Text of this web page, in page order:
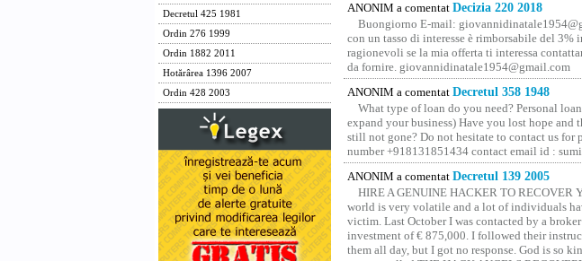
Decretul 425 1981
Ordin 276 1999
Ordin 1882 2011
Hotărârea 1396 2007
Ordin 428 2003
ANONIM a comentat Decizia 220 2018
Buongiorno E-mail:
con un tasso di interesse è rimborsabile del
ragionevoli se la mia offerta ti interessa
da fornire. giovannidinatale1954@­gmail.­com
ANONIM a comentat Decretul 358 1948
What type of loan do you need? Personal
expand your business) Have you lost hope
still not gone? Do not hesitate to contact us for
number +918131851434 contact email id :
ANONIM a comentat Decretul 139 2005
HIRE A GENUINE HACKER TO RECOVER
world is very volatile and a lot of individuals
victim. Last October I was contacted by a
investment of € 875,000. I followed their
them all day, but I got no response. God is so